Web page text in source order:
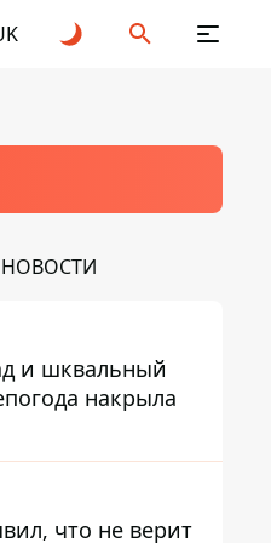
и шквальный
накрыла
что не верит